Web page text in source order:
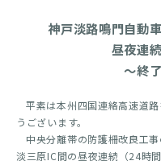
神戸淡路鳴門自動
昼夜連
～終
平素は本州四国連絡高速道
うございます。
中央分離帯の防護柵改良工
淡三原IC間の昼夜連続（24時